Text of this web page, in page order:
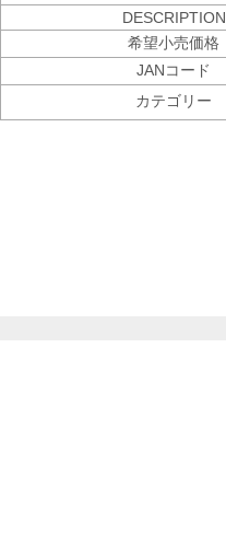
DESCRIPTION
希望小売価格
JANコード
カテゴリー